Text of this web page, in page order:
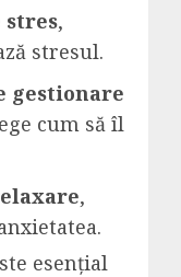
stres,
stresul.
gestionare
cum să îl
,
esențial